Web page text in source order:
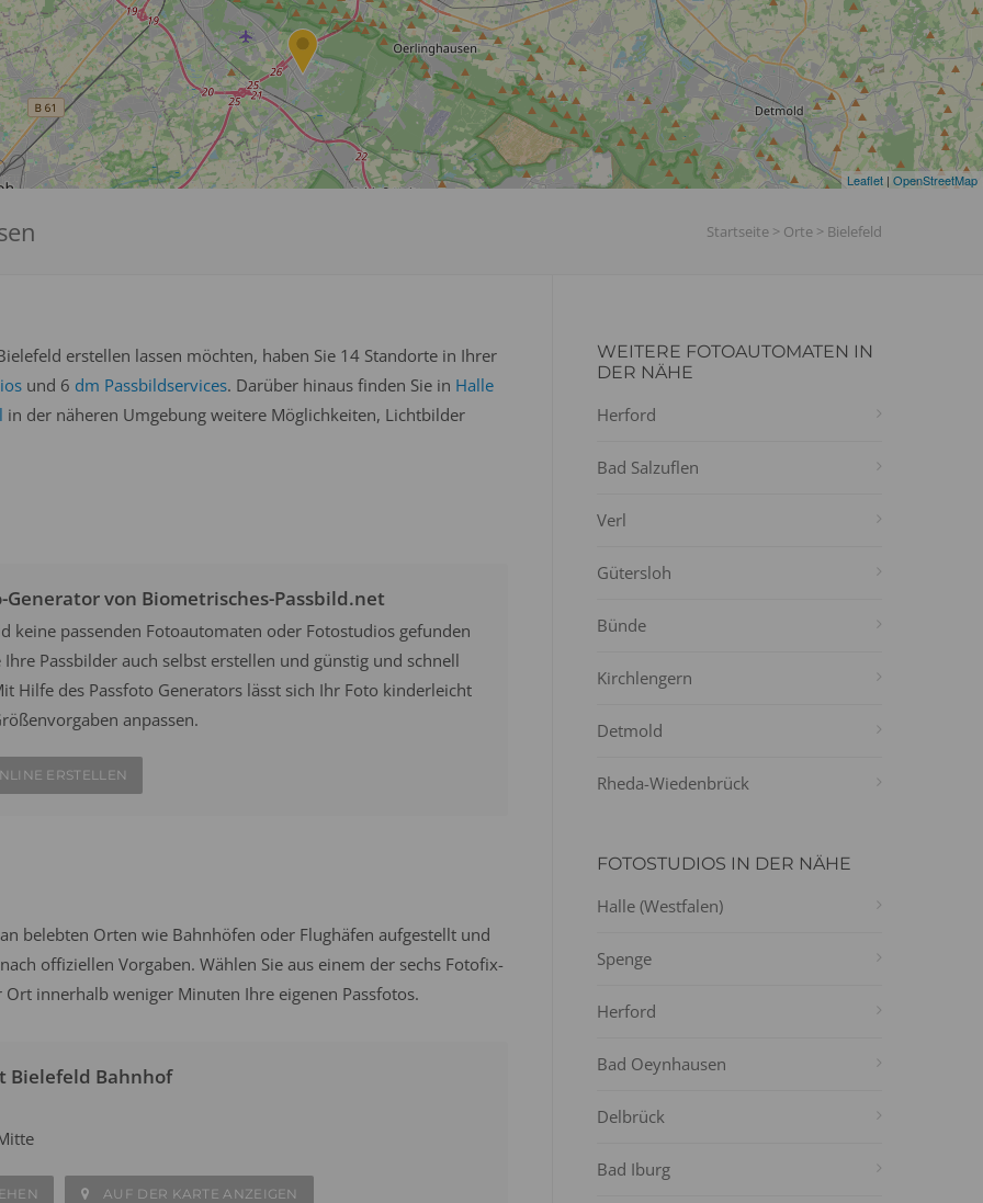
Leaflet | OpenStreetMap
Startseite > Orte > Bielefeld
erstellen lassen möchten, haben Sie 14 Standorte in Ihrer
und 6 dm Passbildservices. Darüber hinaus finden Sie in Halle
in der näheren Umgebung weitere Möglichkeiten, Lichtbilder
Generator von Biometrisches-Passbild.net
keine passenden Fotoautomaten oder Fotostudios gefunden
Ihre Passbilder auch selbst erstellen und günstig und schnell
Hilfe des Passfoto Generators lässt sich Ihr Foto kinderleicht
anpassen.
ERSTELLEN
belebten Orten wie Bahnhöfen oder Flughäfen aufgestellt und
offiziellen Vorgaben. Wählen Sie aus einem der sechs Fotofix-
innerhalb weniger Minuten Ihre eigenen Passfotos.
Bielefeld Bahnhof
AUF DER KARTE ANZEIGEN
WEITERE FOTOAUTOMATEN IN
DER NÄHE
Herford
Bad Salzuflen
Verl
Gütersloh
Bünde
Kirchlengern
Detmold
Rheda-Wiedenbrück
FOTOSTUDIOS IN DER NÄHE
Halle (Westfalen)
Spenge
Herford
Bad Oeynhausen
Delbrück
Bad Iburg